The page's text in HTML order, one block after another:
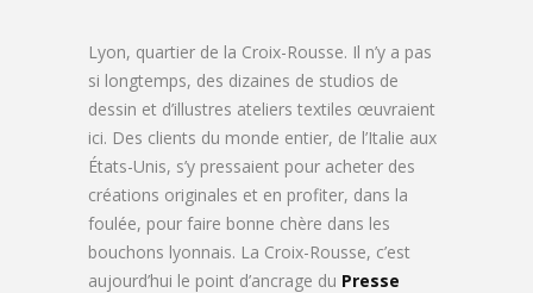
Lyon, quartier de la Croix-Rousse. Il n’y a pas
si longtemps, des dizaines de studios de
dessin et d’illustres ateliers textiles œuvraient
ici. Des clients du monde entier, de l’Italie aux
États-Unis, s’y pressaient pour acheter des
créations originales et en profiter, dans la
foulée, pour faire bonne chère dans les
bouchons lyonnais. La Croix-Rousse, c’est
aujourd’hui le point d’ancrage du Presse